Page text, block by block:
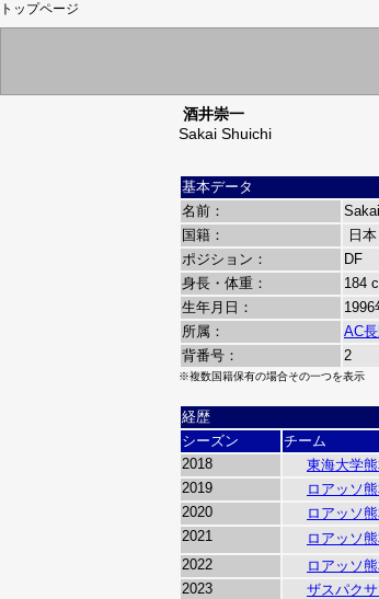
トップページ
酒井崇一
Sakai Shuichi
基本データ
名前：
国籍：
日本
ポジション：
DF
身長・体重：
184
生年月日：
1996
所属：
AC
背番号：
2
※複数国籍保有の場合その一つを表示
経歴
シーズン
チーム
2018
東海大学
2019
ロアッソ
2020
ロアッソ
2021
ロアッソ
2022
ロアッソ
2023
ザスパク